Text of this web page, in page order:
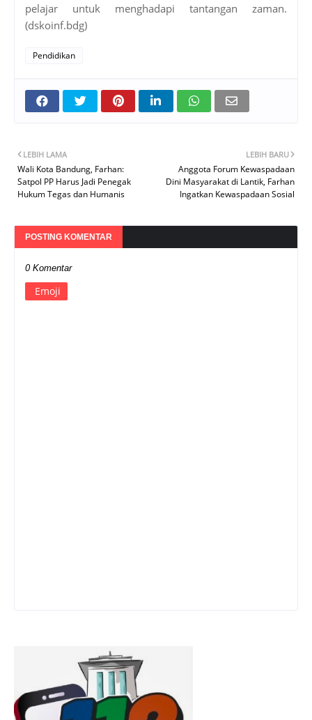
pelajar untuk menghadapi tantangan zaman.
(dskoinf.bdg)
Pendidikan
LEBIH BARU
Anggota Forum Kewaspadaan
Dini Masyarakat di Lantik, Farhan
Ingatkan Kewaspadaan Sosial
LEBIH LAMA
Wali Kota Bandung, Farhan:
Satpol PP Harus Jadi Penegak
Hukum Tegas dan Humanis
POSTING KOMENTAR
0 Komentar
Emoji